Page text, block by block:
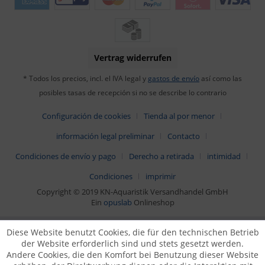
Vertrag widerrufen
* Todos los precios, incl. el IVA legal y gastos de envío así como las
posibles tasas de recepción si no se describe lo contrario
Configuración de cookies
Tienda al por menor
información legal preliminar
Contacto
Condiciones de envío y pago
Derecho a retirada
intimidad
Condiciones
imprimir
Copyright © 2019 KN-Aquaristik Versandhandel GmbH
Ein opuslab Onlineshop
Diese Website benutzt Cookies, die für den technischen Betrieb
der Website erforderlich sind und stets gesetzt werden.
Andere Cookies, die den Komfort bei Benutzung dieser Website